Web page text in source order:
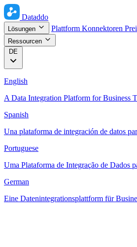
Dataddo
Lösungen Plattform Konnektoren
Ressourcen
DE
English
A Data Integration Platform for Business
Spanish
Una plataforma de integración de datos
Portuguese
Uma Plataforma de Integração de Dados
German
Eine Datenintegrationsplattform für